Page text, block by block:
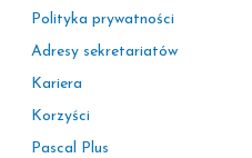
Polityka prywatności
Adresy sekretariatów
Kariera
Korzyści
Pascal Plus